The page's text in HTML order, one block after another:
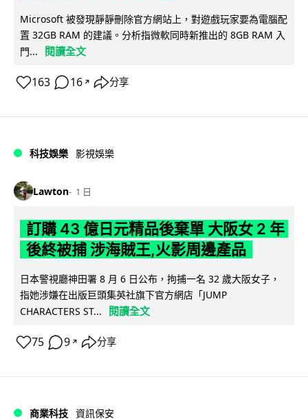
Microsoft 被發現靜靜刪除官方網站上，對遊戲玩家要為電腦配
置 32GB RAM 的建議。分析指微軟同時新推出的 8GB RAM 入
門...
閱讀全文
163 16 ↗ 分享
科技娛樂 影視娛樂
Lawton 1 日
訂購 43 億日元精品後棄單 大阪女 2 年
後終被捕 涉海賊王,火影周邊產品
日本警視廳神田署 8 月 6 日公布，拘捕一名 32 歲大阪女子，
指她涉嫌在出版巨頭集英社旗下官方網店「JUMP
CHARACTERS ST...
閱讀全文
75 9 ↗ 分享
商業科技 資訊保安